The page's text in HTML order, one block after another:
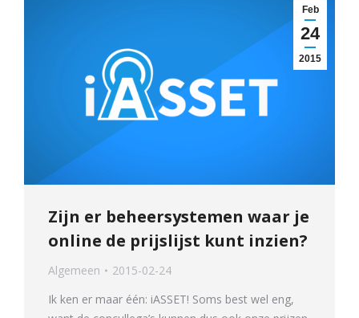
Feb
24
2015
Zijn er beheersystemen waar je
online de prijslijst kunt inzien?
Algemeen
2015-02-24
Ik ken er maar één: iASSET! Soms best wel eng,